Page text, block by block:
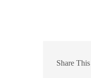
Share This